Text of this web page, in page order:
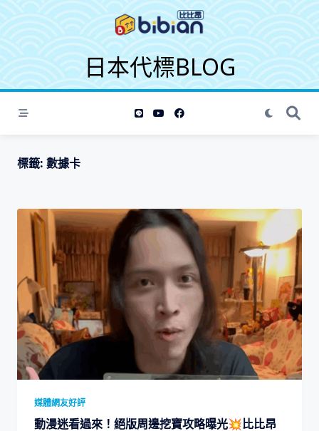
S
k
p
o
日本代標BLOG
標籤: 數據卡
媒體網友好評
動漫迷看過來！絕版周邊挖寶攻略曝光💥比比昂